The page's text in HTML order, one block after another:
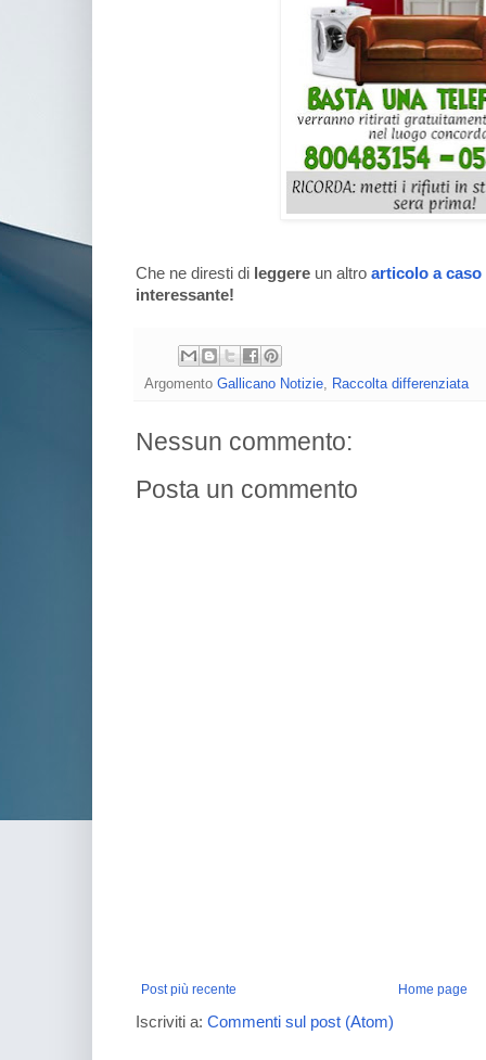
Che ne diresti di leggere un altro articolo a caso
interessante!
Argomento Gallicano Notizie Raccolta differenziata
Nessun commento:
Posta un commento
Post più recente Home page
Iscriviti a: Commenti sul post (Atom)